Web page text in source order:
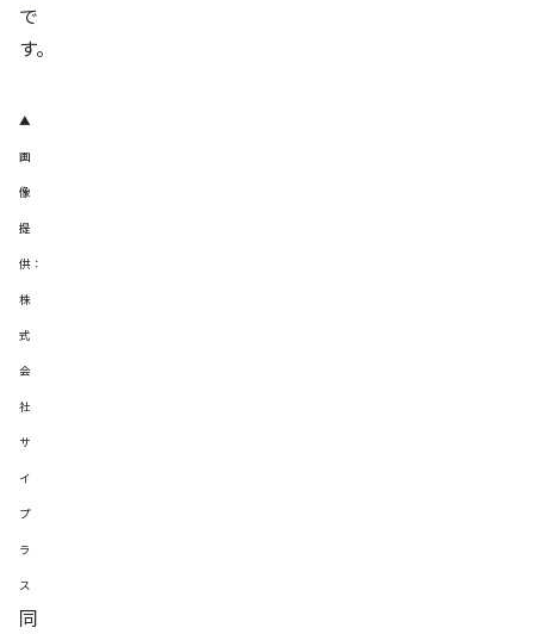
で
▲
画
像
提
供：
株
式
会
社
サ
イ
プ
ラ
ス
同